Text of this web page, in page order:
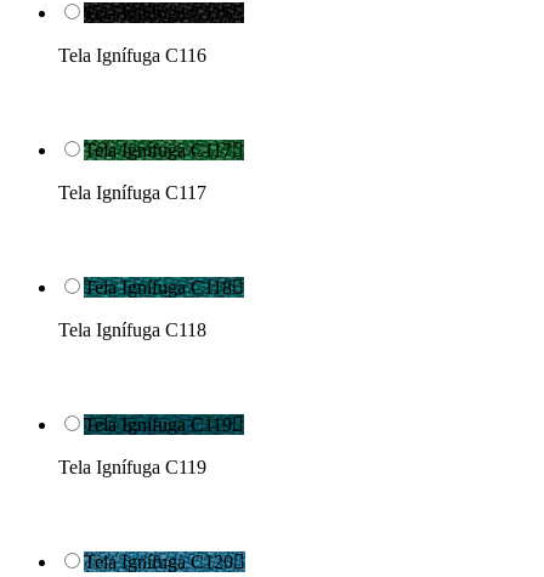
Tela Ignífuga C116
Tela Ignífuga C116
Tela Ignífuga C117
Tela Ignífuga C117
Tela Ignífuga C118
Tela Ignífuga C118
Tela Ignífuga C119
Tela Ignífuga C119
Tela Ignífuga C120